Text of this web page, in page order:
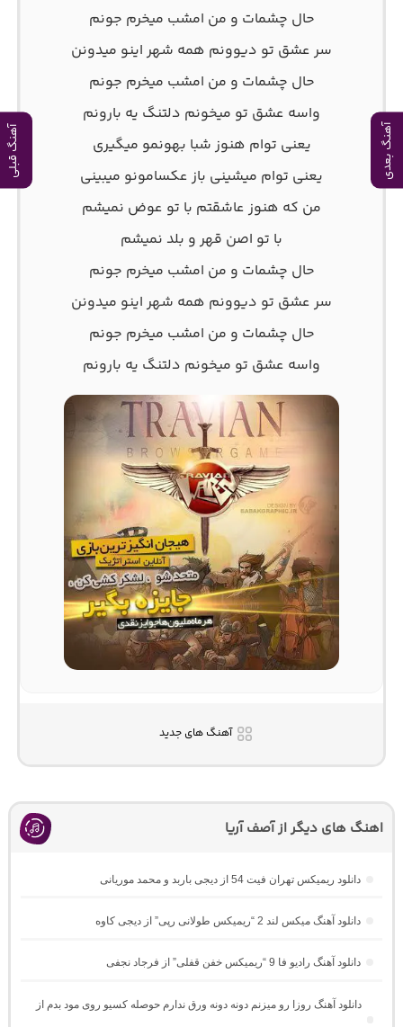
آهنگ بعدی آهنگ قبلی
حال چشمات و من امشب میخرم جونم
سر عشق تو دیوونم همه شهر اینو میدونن
حال چشمات و من امشب میخرم جونم
واسه عشق تو میخونم دلتنگ یه بارونم
یعنی توام هنوز شبا بهونمو میگیری
یعنی توام میشینی باز عکسامونو میبینی
من که هنوز عاشقتم با تو عوض نمیشم
با تو اصن قهر و بلد نمیشم
حال چشمات و من امشب میخرم جونم
سر عشق تو دیوونم همه شهر اینو میدونن
حال چشمات و من امشب میخرم جونم
واسه عشق تو میخونم دلتنگ یه بارونم
آهنگ های جدید
اهنگ های دیگر از آصف آریا
دانلود ریمیکس تهران فیت 54 از دیجی باربد و محمد موریانی
دانلود آهنگ میکس لند 2 “ریمیکس طولانی رپی” از دیجی کاوه
دانلود آهنگ رادیو فا 9 “ریمیکس خفن قفلی” از فرجاد نجفی
دانلود آهنگ روزا رو میزنم دونه دونه ورق ندارم حوصله کسیو روی مود بدم از